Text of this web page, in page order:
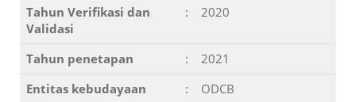
Tahun Verifikasi dan
Validasi
: 2020
Tahun penetapan :
2021
Entitas kebudayaan
:
ODCB